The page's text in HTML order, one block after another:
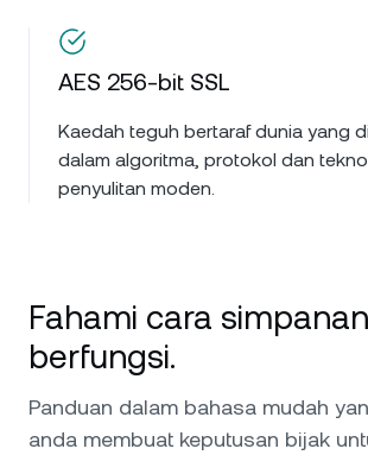
AES 256-bit SSL
Kaedah teguh bertaraf dunia yang
dalam algoritma, protokol dan
penyulitan moden.
Fahami cara
berfungsi.
Panduan dalam bahasa mudah
anda membuat keputusan bijak